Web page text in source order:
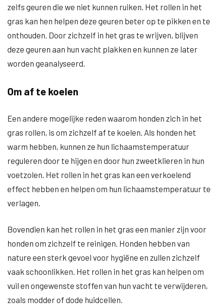
zelfs geuren die we niet kunnen ruiken. Het rollen in het
gras kan hen helpen deze geuren beter op te pikken en te
onthouden. Door zichzelf in het gras te wrijven, blijven
deze geuren aan hun vacht plakken en kunnen ze later
worden geanalyseerd.
Om af te koelen
Een andere mogelijke reden waarom honden zich in het
gras rollen, is om zichzelf af te koelen. Als honden het
warm hebben, kunnen ze hun lichaamstemperatuur
reguleren door te hijgen en door hun zweetklieren in hun
voetzolen. Het rollen in het gras kan een verkoelend
effect hebben en helpen om hun lichaamstemperatuur te
verlagen.
Bovendien kan het rollen in het gras een manier zijn voor
honden om zichzelf te reinigen. Honden hebben van
nature een sterk gevoel voor hygiëne en zullen zichzelf
vaak schoonlikken. Het rollen in het gras kan helpen om
vuil en ongewenste stoffen van hun vacht te verwijderen,
zoals modder of dode huidcellen.